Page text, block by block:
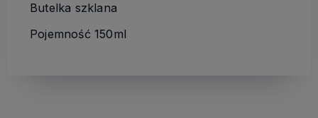
Butelka szklana
Pojemność 150ml